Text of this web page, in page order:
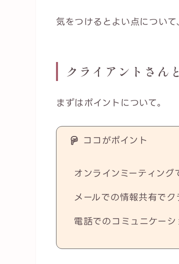
気をつけるとよい点について
クライアントさん
まずはポイントについて。
ココがポイント
オンラインミーティン
メールでの情報共有で
電話でのコミュニケーシ